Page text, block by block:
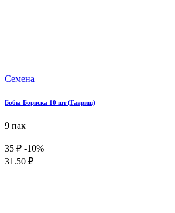
Семена
Бобы Бориска 10 шт (Гавриш)
9 пак
35 ₽ -10%
31.50 ₽